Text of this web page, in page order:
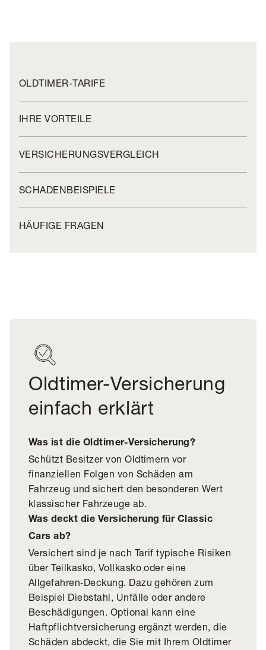
OLDTIMER-TARIFE
IHRE VORTEILE
VERSICHERUNGSVERGLEICH
SCHADENBEISPIELE
HÄUFIGE FRAGEN
Oldtimer-Versicherung
einfach erklärt
Was ist die Oldtimer-Versicherung?
Schützt Besitzer von Oldtimern vor
finanziellen Folgen von Schäden am
Fahrzeug und sichert den besonderen Wert
klassischer Fahrzeuge ab.
Was deckt die Versicherung für Classic
Cars ab?
Versichert sind je nach Tarif typische Risiken
über Teilkasko, Vollkasko oder eine
Allgefahren‑Deckung. Dazu gehören zum
Beispiel Diebstahl, Unfälle oder andere
Beschädigungen. Optional kann eine
Haftpflichtversicherung ergänzt werden, die
Schäden abdeckt, die Sie mit Ihrem Oldtimer